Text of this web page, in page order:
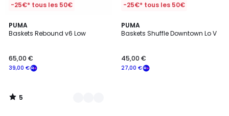
-25€* tous les 50€
PUMA
Baskets Rebound v6 Low
39,00 €
65,00 €
5
/
2
Couleurs
5
/
-25€* tous les 50€
PUMA
Baskets Shuffle Downtown Lo V
27,00 €
45,00 €